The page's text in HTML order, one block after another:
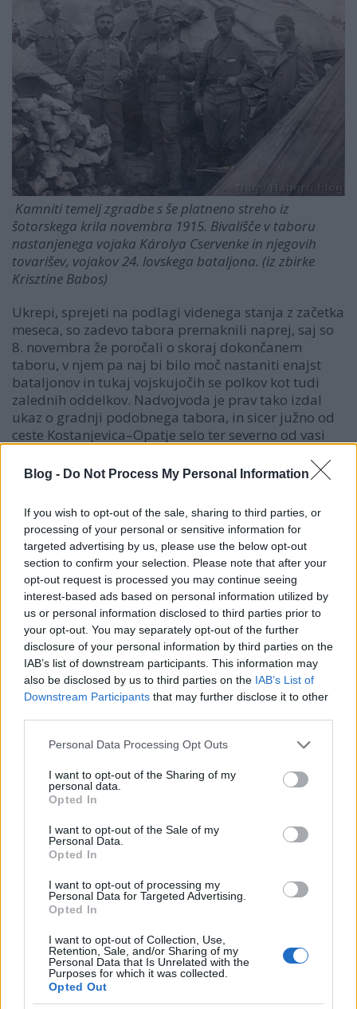
Blog - Do Not Process My Personal Information
If you wish to opt-out of the sale, sharing to third parties, or
processing of your personal or sensitive information for
targeted advertising by us, please use the below opt-out
section to confirm your selection. Please note that after your
opt-out request is processed you may continue seeing
interest-based ads based on personal information utilized by
us or personal information disclosed to third parties prior to
your opt-out. You may separately opt-out of the further
disclosure of your personal information by third parties on the
IAB’s list of downstream participants. This information may
also be disclosed by us to third parties on the IAB’s List of
Downstream Participants that may further disclose it to other
Please note that this website/app uses one or more Google
not limited to your visit or usage behaviour. You may click to
grant or deny consent to Google and its third-party tags to
use your data for below specified purposes in below Google
consent section.
Personal Data Processing Opt Outs
I want to opt-out of the Sharing of my
personal data.
Opted In
I want to opt-out of the Sale of my
Personal Data.
Opted In
I want to opt-out of processing my
Personal Data for Targeted Advertising.
Opted In
I want to opt-out of Collection, Use,
Retention, Sale, and/or Sharing of my
Personal Data that Is Unrelated with the
Purposes for which it was collected.
Opted Out
Kamniti temelj zgradbe s še platneno streho iz
šotorskega krila novembra 1915. Bivališče v taboru
nastanjenega vojaka Károlya Cservenke in njegovih
tovarišev, vojakov 24. lovskega bataljona. (iz zbirke
Krisztine Babos)
Ukrepi, sprejeti na podlagi videnega stanja z začetka
meseca, so zadevo tabora premaknili naprej, saj so
8. novembra že poročali o skoraj dokončanem
taboru, v njem pa naj bi bilo moč nastaniti enajst
bataljonov in tukaj vojskujočih se polkov kot tudi
zalednih oddelkov. Nadvojvoda je prav tako izdal
ukaz o gradnji podobnega tabora, in sicer južno od
ceste Kostanjevica–Opatje selo ter severno od vasi
Poveljnik korpusa je 9. novembra 1915 v okviru
vzhodno od Segetija, pod enotno upravljanje, s čimer
označujemo »uradni« pričetek tabora. Poveljstvo
tabora je zmeraj vodil starejši poveljnik brigade, ki
se je zadrževala v Lokvici, imenoval pa ga je po činu
najvišji poveljnik divizije, nastanjene v Lokvici.
Poveljnika tabora je določil skupni 17. divizijski
pešpolk, izbral je katerega izmed obzirnih stotnikov.
V pomoč mu je bilo sedem častniških namestnikov in
štirinajst vojakov iz te divizije ter pisar, štirje
častniški namestniki in osem vojakov iz 106.
črnovojniške divizije. Ti so morali biti zanesljivi,
obvezno znati nemško.
Poveljstvo tabora je bilo potrebno ustanoviti do 15.
novembra, uradno je pričelo s svojim delovanjem 16.
vse lokalne zadeve urediti na licu mesta v skladu z
navodili poveljnika tabora. Naloge poveljnika so
vzdrževanje reda, preprečevanje krošnjarjenja [!],
označevanje cest ter njihova izgradnja in
požarna preventiva. Tudi kopališča in razuševalni
centri so bili podrejeni poveljstvu tabora. Poveljnik
tabora je ob tem dobil še neposredno telefonsko
povezavo s poveljstvom korpusa.